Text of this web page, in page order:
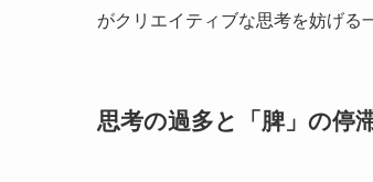
がクリエイティブな思考を妨げる
思考の過多と「脾」の停